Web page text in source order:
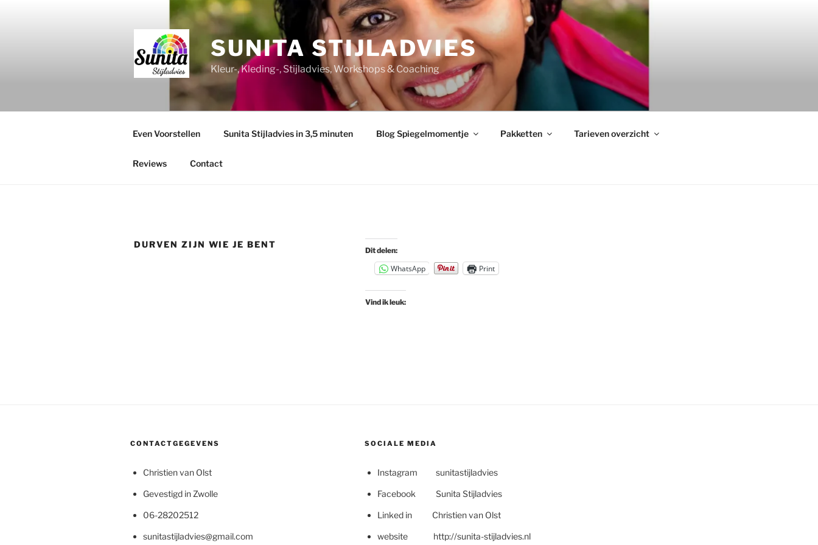
SUNITA STIJLADVIES
Kleur-, Kleding-, Stijladvies, Workshops & Coaching
Even Voorstellen Sunita Stijladvies in 3,5 minuten Blog Spiegelmomentje Pakketten Tarieven overzicht
Reviews Contact
DURVEN ZIJN WIE JE BENT
Dit delen:
WhatsApp Print
Vind ik leuk:
CONTACTGEGEVENS
Christien van Olst
Gevestigd in Zwolle
06-28202512
sunitastijladvies@gmail.com
SOCIALE MEDIA
Instagram sunitastijladvies
Facebook Sunita Stijladvies
Linked in Christien van Olst
website http://sunita-stijladvies.nl